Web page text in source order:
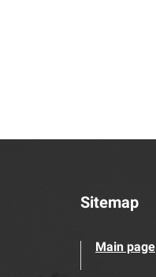
Sitemap
Main page